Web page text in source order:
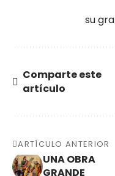
su
Comparte este
artículo
ARTÍCULO ANTERIOR
UNA OBRA
GRANDE